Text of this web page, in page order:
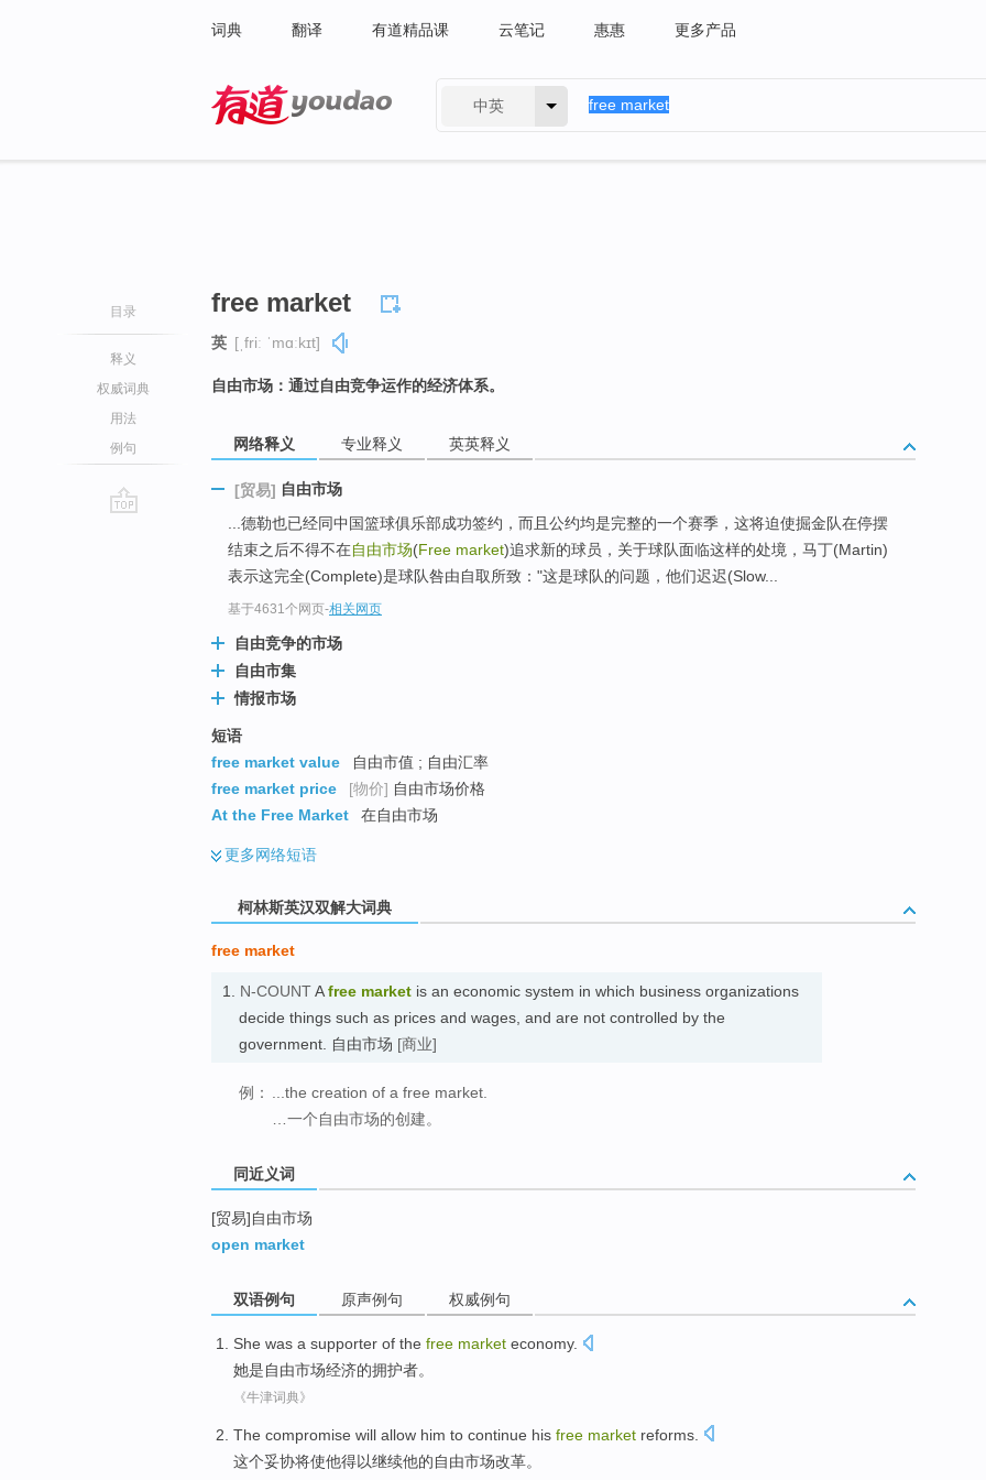
词典 翻译 有道精品课 云笔记 惠惠 更多产品
中英
目录
释义
权威词典
用法
例句
free market
英 [ˌfriː ˈmɑːkɪt]
自由市场：通过自由竞争运作的经济体系。
网络释义 专业释义 英英释义
[贸易] 自由市场
...德勒也已经同中国篮球俱乐部成功签约，而且公约均是完整的一个赛季，这将迫使掘金队在停摆
结束之后不得不在自由市场(Free market)追求新的球员，关于球队面临这样的处境，马丁(Martin)
表示这完全(Complete)是球队咎由自取所致："这是球队的问题，他们迟迟(Slow...
基于4631个网页-相关网页
自由竞争的市场
自由市集
情报市场
短语
free market value
自由市值 ; 自由汇率
free market price
[物价] 自由市场价格
At the Free Market
在自由市场
更多网络短语
柯林斯英汉双解大词典
free market
1. N-COUNTAfree market is an economic system in which business organizations
decide things such as prices and wages, and are not controlled by the
government. 自由市场 [商业]
例：
...the creation of a free market.
…一个自由市场的创建。
同近义词
[贸易]自由市场
open market
双语例句 原声例句 权威例句
She was a supporter of the free market economy.
她是自由市场经济的拥护者。
《牛津词典》
The compromise will allow him to continue his free market reforms
这个妥协将使他得以继续他的自由市场改革。